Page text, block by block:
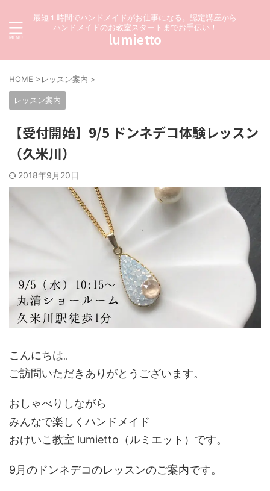
最短１時間でハンドメイドがお仕事になる。認定講座から
ハンドメイドのお教室スタートまでお手伝い！
lumietto
HOME >レッスン案内 >
レッスン案内
【受付開始】9/5 ドンネデコ体験レッスン
（久米川）
2018年9月20日
こんにちは。
ご訪問いただきありがとうございます。
おしゃべりしながら
みんなで楽しくハンドメイド
おけいこ教室 lumietto（ルミエット）です。
9月のドンネデコのレッスンのご案内です。